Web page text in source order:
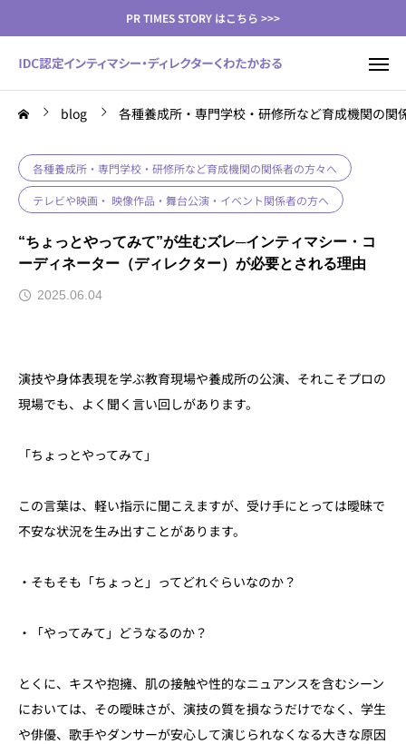
PR TIMES STORY はこちら >>>
blog 各種養成所・専門学校・研修所など育成機関の関
各種養成所・専門学校・研修所など育成機関の関係者の方々へ
テレビや映画・ 映像作品・舞台公演・イベント関係者の方へ
“ちょっとやってみて”が生むズレ─インティマシー・コ
ーディネーター（ディレクター）が必要とされる理由
2025.06.04
演技や身体表現を学ぶ教育現場や養成所の公演、それこそプロの
現場でも、よく聞く言い回しがあります。
「ちょっとやってみて」
この言葉は、軽い指示に聞こえますが、受け手にとっては曖昧で
不安な状況を生み出すことがあります。
・そもそも「ちょっと」ってどれぐらいなのか？
・「やってみて」どうなるのか？
とくに、キスや抱擁、肌の接触や性的なニュアンスを含むシーン
においては、その曖昧さが、演技の質を損なうだけでなく、学生
や俳優、歌手やダンサーが安心して演じられなくなる大きな原因